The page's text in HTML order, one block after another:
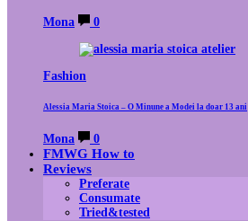
Mona 0
Fashion
Alessia Maria Stoica – O Minune a Modei la doar 13 ani
Mona 0
FMWG How to
Reviews
Preferate
Consumate
Tried&tested